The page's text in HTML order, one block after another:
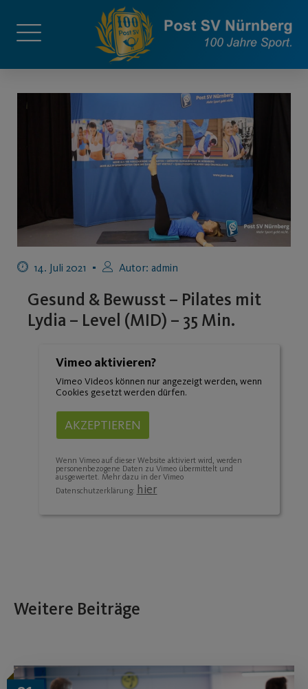
14. Juli 2021 Autor: admin
Gesund & Bewusst – Pilates mit
Lydia – Level (MID) – 35 Min.
Vimeo aktivieren?
Vimeo Videos können nur angezeigt werden, wenn
Cookies gesetzt werden dürfen.
AKZEPTIEREN
Wenn Vimeo auf dieser Website aktiviert wird, werden
personenbezogene Daten zu Vimeo übermittelt und
ausgewertet. Mehr dazu in der Vimeo
Datenschutzerklärung: hier
Weitere Beiträge